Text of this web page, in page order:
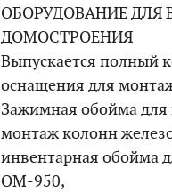
ОБОРУДОВАНИЕ ДЛЯ
ДОМОСТРОЕНИЯ
Выпускается полный
оснащения для
Зажимная обойма для
монтаж колонн
инвентарная обойма
ОМ-950,